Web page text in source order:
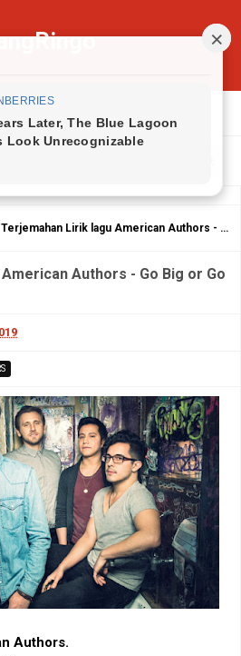
Terjemahan Lirik lagu American Authors - Go Big or Go Home
Authors - Go Big or Go
Authors.